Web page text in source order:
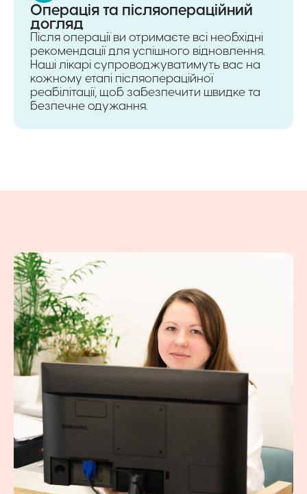
Операція та післяопераційний
догляд
Після операції ви отримаєте всі необхідні
рекомендації для успішного відновлення.
Наші лікарі супроводжуватимуть вас на
кожному етапі післяопераційної
реабілітації, щоб забезпечити швидке та
безпечне одужання.